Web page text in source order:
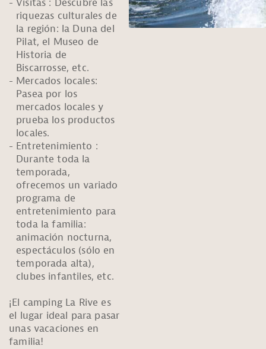
Visitas : Descubre las
riquezas culturales de
la región: la Duna del
Pilat, el Museo de
Historia de
Biscarrosse, etc.
Mercados locales:
Pasea por los
mercados locales y
prueba los productos
locales.
Entretenimiento :
Durante toda la
temporada,
ofrecemos un variado
programa de
entretenimiento para
toda la familia:
animación nocturna,
espectáculos (sólo en
temporada alta),
clubes infantiles, etc.
¡El camping La Rive es
el lugar ideal para pasar
unas vacaciones en
familia!